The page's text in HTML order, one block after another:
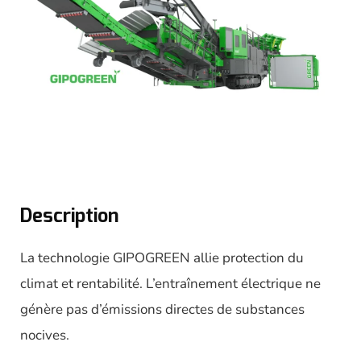
Description
La technologie GIPOGREEN allie protection du
climat et rentabilité. L’entraînement électrique ne
génère pas d’émissions directes de substances
nocives.